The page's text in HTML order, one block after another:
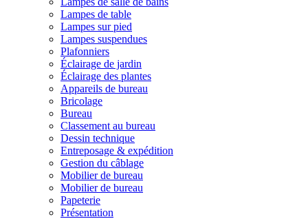
Lampes de table
Lampes sur pied
Lampes suspendues
Plafonniers
Éclairage de jardin
Éclairage des plantes
Appareils de bureau
Bricolage
Bureau
Classement au bureau
Dessin technique
Entreposage & expédition
Gestion du câblage
Mobilier de bureau
Mobilier de bureau
Papeterie
Présentation